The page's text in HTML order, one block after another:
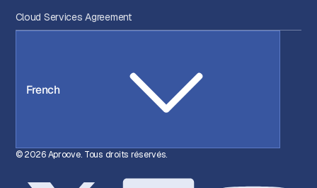
Cloud Services Agreement
French
© 2026 Aproove. Tous droits réservés.